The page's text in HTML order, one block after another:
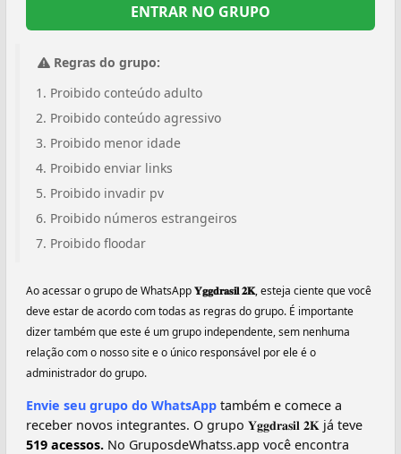
ENTRAR NO GRUPO
Regras do grupo:
Proibido conteúdo adulto
Proibido conteúdo agressivo
Proibido menor idade
Proibido enviar links
Proibido invadir pv
Proibido números estrangeiros
Proibido floodar
Ao acessar o grupo de WhatsApp𝐘𝐠𝐠𝐝𝐫𝐚𝐬𝐢𝐥 𝟐𝐊, esteja ciente que você
deve estar de acordo com todas as regras do grupo. É importante
dizer também que este é um grupo independente, sem nenhuma
relação com o nosso site e o único responsável por ele é o
administrador do grupo.
Envie seu grupo do WhatsApp também e comece a
receber novos integrantes. O grupo 𝐘𝐠𝐠𝐝𝐫𝐚𝐬𝐢𝐥 𝟐𝐊 já teve
519 acessos. No GruposdeWhatss.app você encontra